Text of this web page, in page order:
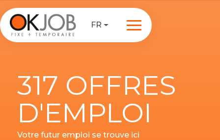
FR
317 OFFRES
D'EMPLOI
Votre futur emploi se trouve ici